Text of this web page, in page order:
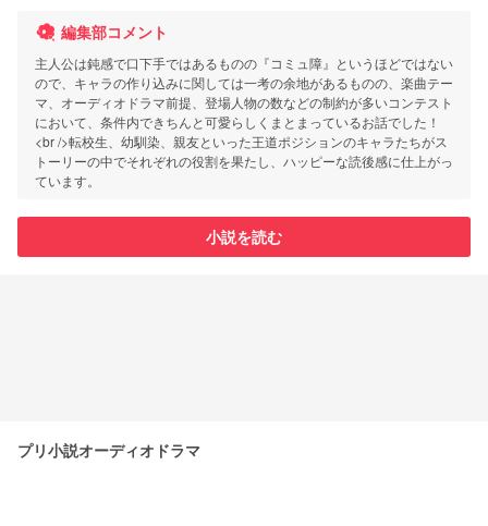
編集部コメント
主人公は鈍感で口下手ではあるものの『コミュ障』というほどではない
ので、キャラの作り込みに関しては一考の余地があるものの、楽曲テー
マ、オーディオドラマ前提、登場人物の数などの制約が多いコンテスト
において、条件内できちんと可愛らしくまとまっているお話でした！
<br />転校生、幼馴染、親友といった王道ポジションのキャラたちがス
トーリーの中でそれぞれの役割を果たし、ハッピーな読後感に仕上がっ
ています。
小説を読む
プリ小説オーディオドラマ